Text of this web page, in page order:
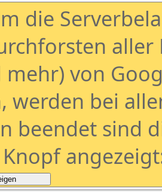
die
aller
von
werden bei
beendet sind